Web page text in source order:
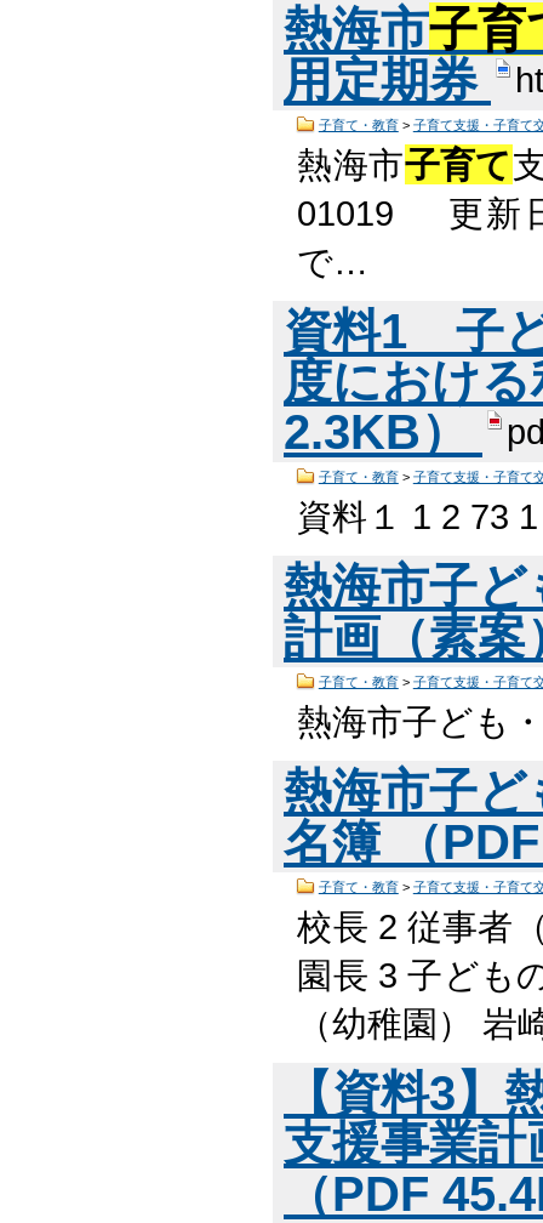
熱海市子育
用定期券
子育て・教育> 子育て支援・子育て
熱海市子育て
01019 更新
で…
資料1 子
度におけ
2.3KB）
子育て・教育> 子育て支援・子育て
資料１ 1 2 73
熱海市子ど
計画（素
子育て・教育> 子育て支援・子育て
熱海市子ども
熱海市子ど
名簿 （
子育て・教育> 子育て支援・子育て
校長 2 従事者
園長 3 子ども
（幼稚園）
【資料3】
支援事業
（PDF